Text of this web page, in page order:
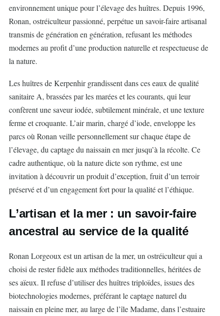
environnement unique pour l’élevage des huîtres. Depuis 1996,
Ronan, ostréiculteur passionné, perpétue un savoir-faire artisanal
transmis de génération en génération, refusant les méthodes
modernes au profit d’une production naturelle et respectueuse de
la nature.
Les huîtres de Kerpenhir grandissent dans ces eaux de qualité
sanitaire A, brassées par les marées et les courants, qui leur
confèrent une saveur iodée, subtilement minérale, et une texture
ferme et croquante. L’air marin, chargé d’iode, enveloppe les
parcs où Ronan veille personnellement sur chaque étape de
l’élevage, du captage du naissain en mer jusqu’à la récolte. Ce
cadre authentique, où la nature dicte son rythme, est une
invitation à découvrir un produit d’exception, fruit d’un terroir
préservé et d’un engagement fort pour la qualité et l’éthique.
L’artisan et la mer : un savoir-faire
ancestral au service de la qualité
Ronan Lorgeoux est un artisan de la mer, un ostréiculteur qui a
choisi de rester fidèle aux méthodes traditionnelles, héritées de
ses aïeux. Il refuse d’utiliser des huîtres triploïdes, issues des
biotechnologies modernes, préférant le captage naturel du
naissain en pleine mer, au large de l’île Madame, dans l’estuaire